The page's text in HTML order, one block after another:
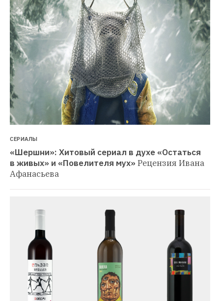
СЕРИАЛЫ
«Шершни»: Хитовый сериал в духе «Остаться
в живых» и «Повелителя мух» Рецензия Ивана
Афанасьева